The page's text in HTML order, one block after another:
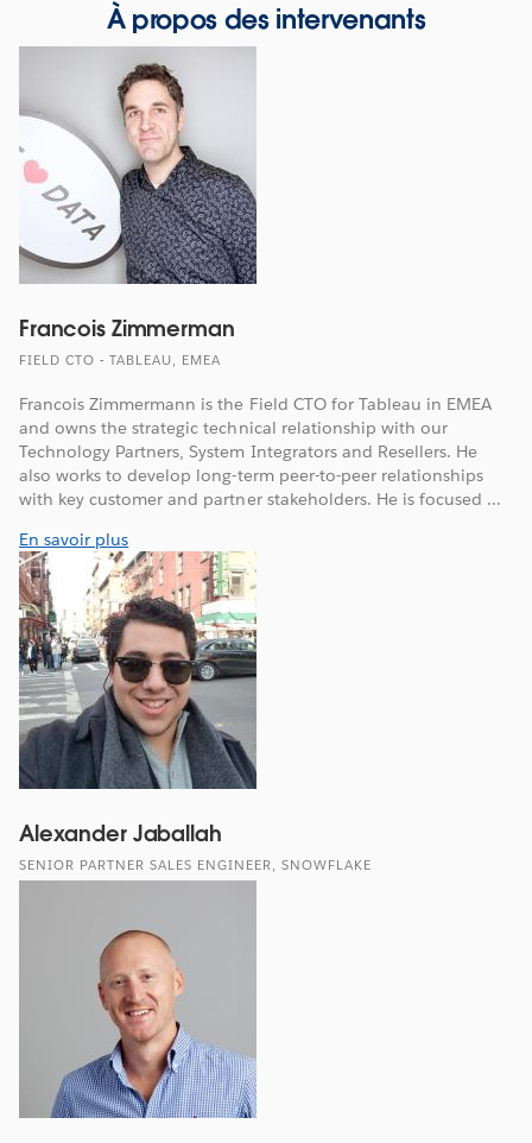
À propos des intervenants
Francois Zimmerman
FIELD CTO - TABLEAU, EMEA
Francois Zimmermann is the Field CTO for Tableau in EMEA
and owns the strategic technical relationship with our
Technology Partners, System Integrators and Resellers. He
also works to develop long-term peer-to-peer relationships
with key customer and partner stakeholders. He is focused ...
En savoir plus
Alexander Jaballah
SENIOR PARTNER SALES ENGINEER, SNOWFLAKE